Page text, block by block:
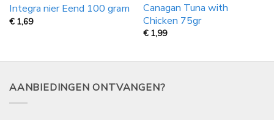
Integra nier Eend 100 gram
€ 1,69
Canagan Tuna with
Chicken 75gr
€ 1,99
AANBIEDINGEN ONTVANGEN?